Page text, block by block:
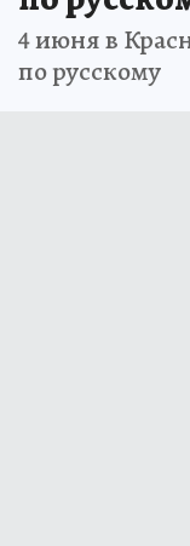
4 июня в
по русскому